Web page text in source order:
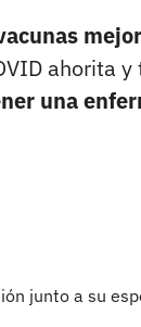
ahorita
una
junto a su